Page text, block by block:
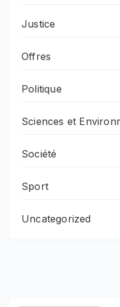
Justice
Offres
Politique
Sciences et
Société
Sport
Uncategorized